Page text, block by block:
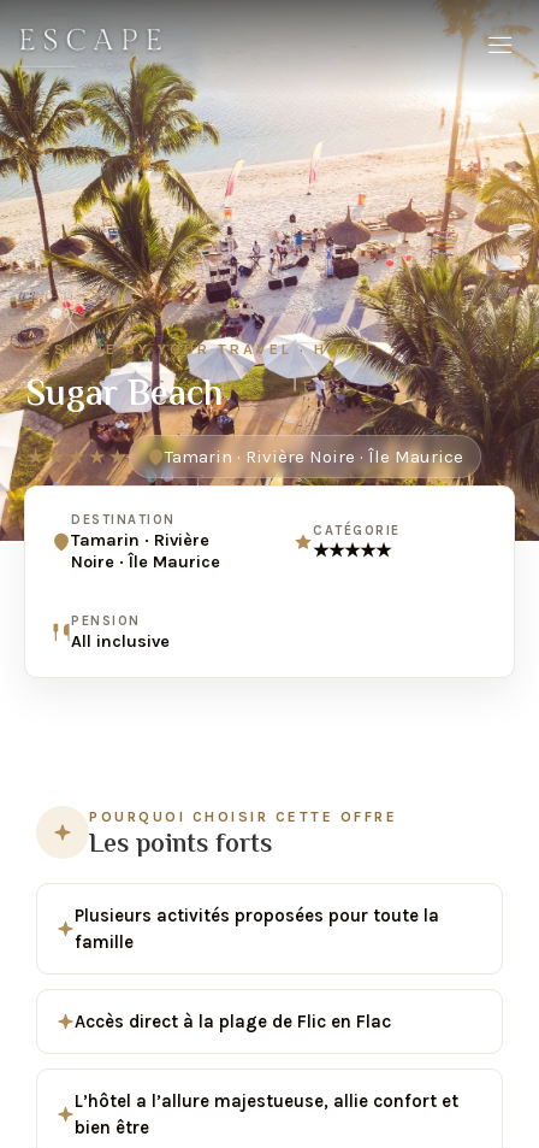
ESCAPE BY YOUR TRAVEL · HÔTEL
Sugar Beach
★★★★★ Tamarin · Rivière Noire · Île Maurice
DESTINATION
Tamarin · Rivière
Noire · Île Maurice
CATÉGORIE
★★★★★
PENSION
All inclusive
POURQUOI CHOISIR CETTE OFFRE
Les points forts
Plusieurs activités proposées pour toute la
famille
Accès direct à la plage de Flic en Flac
L’hôtel a l’allure majestueuse, allie confort et
bien être